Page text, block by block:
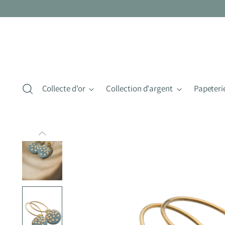
Collecte d'or Collection d'argent